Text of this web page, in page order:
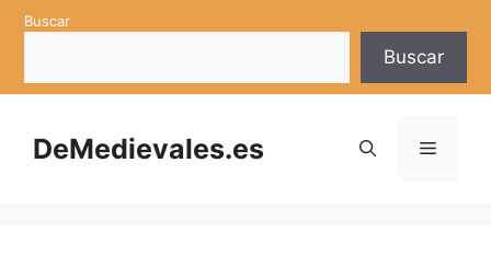
SaltarBuscar
Buscar
DeMedievales.es Menú